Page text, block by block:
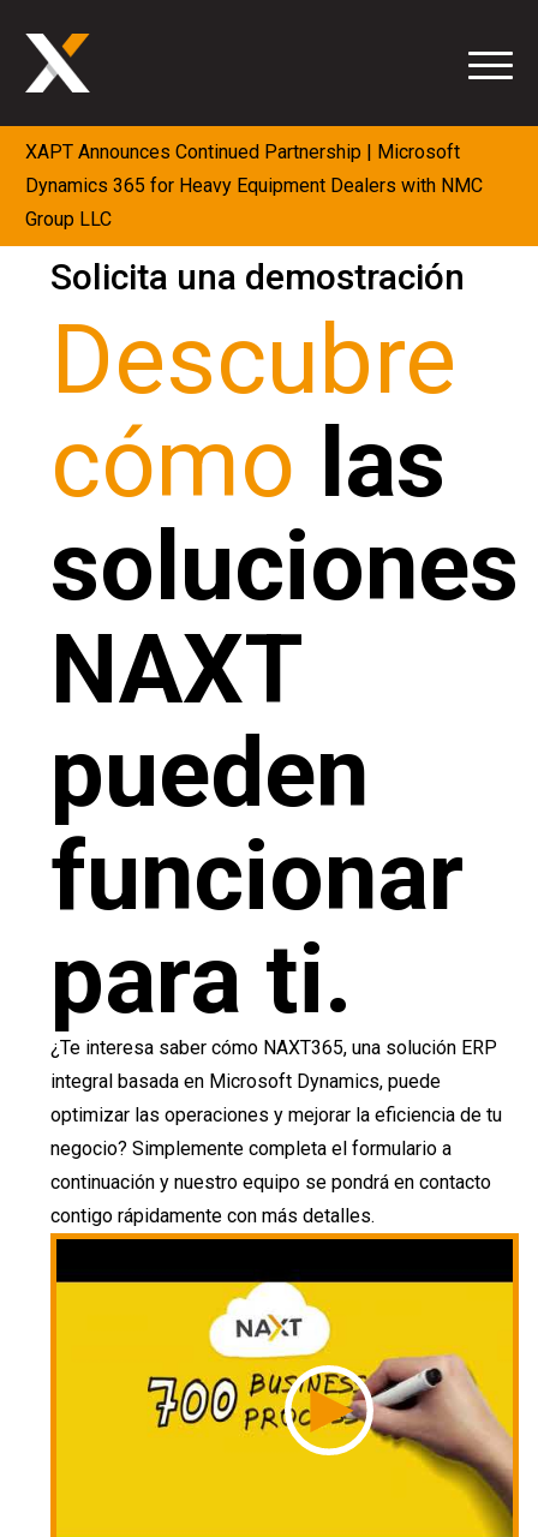
Saltar
contenido
XAPT Announces Continued Partnership | Microsoft
Dynamics 365 for Heavy Equipment Dealers with NMC
Group LLC
Solicita una demostración
Descubre
cómo las
soluciones
NAXT
pueden
funcionar
para ti.
¿Te interesa saber cómo NAXT365, una solución ERP
integral basada en Microsoft Dynamics, puede
optimizar las operaciones y mejorar la eficiencia de tu
negocio? Simplemente completa el formulario a
continuación y nuestro equipo se pondrá en contacto
contigo rápidamente con más detalles.